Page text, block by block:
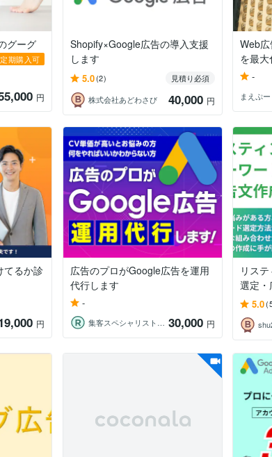
グーグ
定期購入可
円
Shopify×Google広告の導入支援
します
5.0(2)
見積り必須
株式会社あどわさび
40,000 円
Web
を最
-
てるか診
円
広告のプロがGoogle広告を運用
代行します
-
集客スペシャリスト株式会社ICOU 30,000 円
リス
選定・
5.0